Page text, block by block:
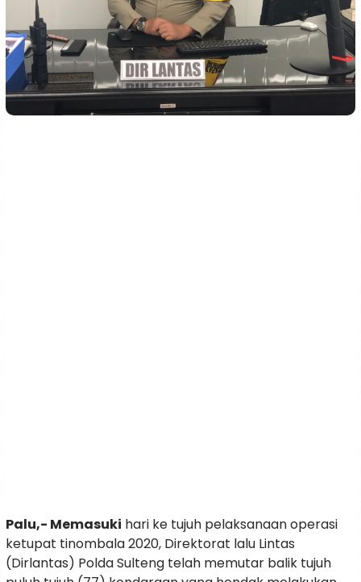
Palu,- Memasuki hari ke tujuh pelaksanaan operasi
ketupat tinombala 2020, Direktorat lalu Lintas
(Dirlantas) Polda Sulteng telah memutar balik tujuh